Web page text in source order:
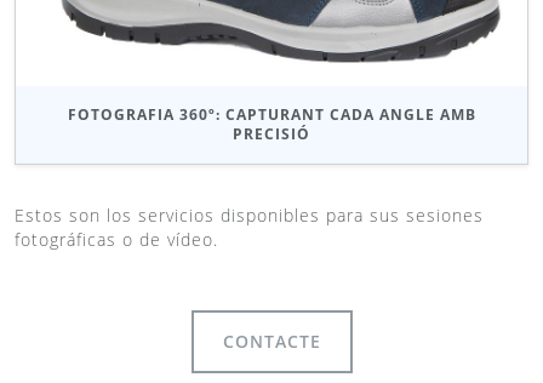
FOTOGRAFIA 360º: CAPTURANT CADA ANGLE AMB
PRECISIÓ
Estos son los servicios disponibles para sus sesiones
fotográficas o de vídeo.
CONTACTE